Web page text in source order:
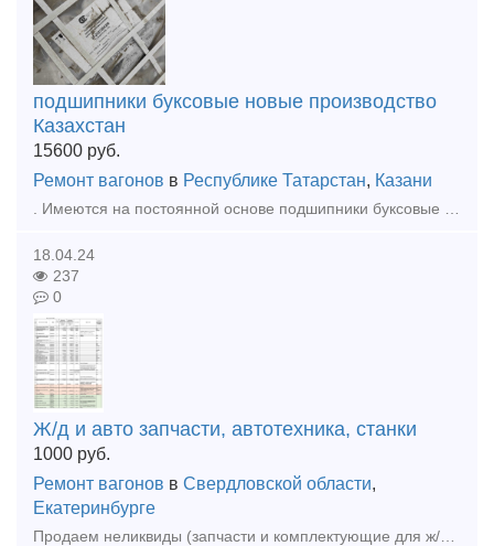
подшипники буксовые новые производство
Казахстан
15600 руб.
Ремонт вагонов в Республике Татарстан, Казани
. Имеются на постоянной основе подшипники буксовые казахстанские, парные, упаковка не вскрывается. Паспорта на месте. Цена 15600 с ндс за 1 штуку . Всегда наличии партия 1008 шт. Паспорта и фото пре
18.04.24
237
0
Ж/д и авто запчасти, автотехника, станки
1000 руб.
Ремонт вагонов в Свердловской области,
Екатеринбурге
Продаем неликвиды (запчасти и комплектующие для ж/д транспорта), станки, автотехнику, автозапчасти (новые). Перечень продаваемого имущества во вложенном файле. По запросу вышлем фото, список в эксель